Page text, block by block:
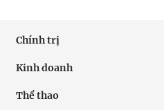
Chính trị
Kinh doanh
Thể thao